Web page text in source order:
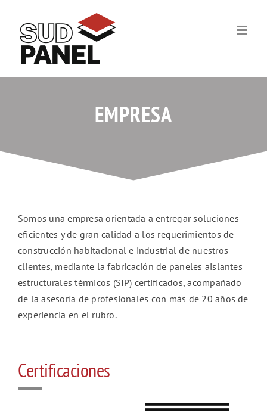
content
EMPRESA
Somos una empresa orientada a entregar soluciones
eficientes y de gran calidad a los requerimientos de
construcción habitacional e industrial de nuestros
clientes, mediante la fabricación de paneles aislantes
estructurales térmicos (SIP) certificados, acompañado
de la asesoría de profesionales con más de 20 años de
experiencia en el rubro.
Certificaciones